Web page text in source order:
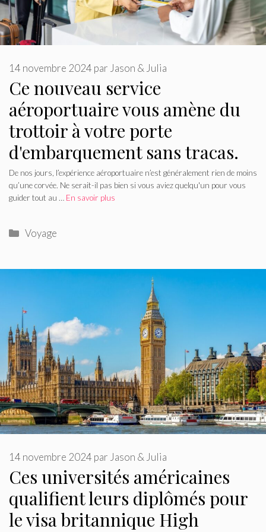
Ce nouveau service
aéroportuaire vous amène du
trottoir à votre porte
d'embarquement sans tracas.
14 novembre 2024 par Jason & Julia
De nos jours, l’expérience aéroportuaire n’est généralement rien de moins
qu’une corvée. Ne serait-il pas bien si vous aviez quelqu'un pour vous
guider tout au … En savoir plus
Catégories
Voyage
Ces universités américaines
qualifient leurs diplômés pour
le visa britannique High
14 novembre 2024 par Jason & Julia